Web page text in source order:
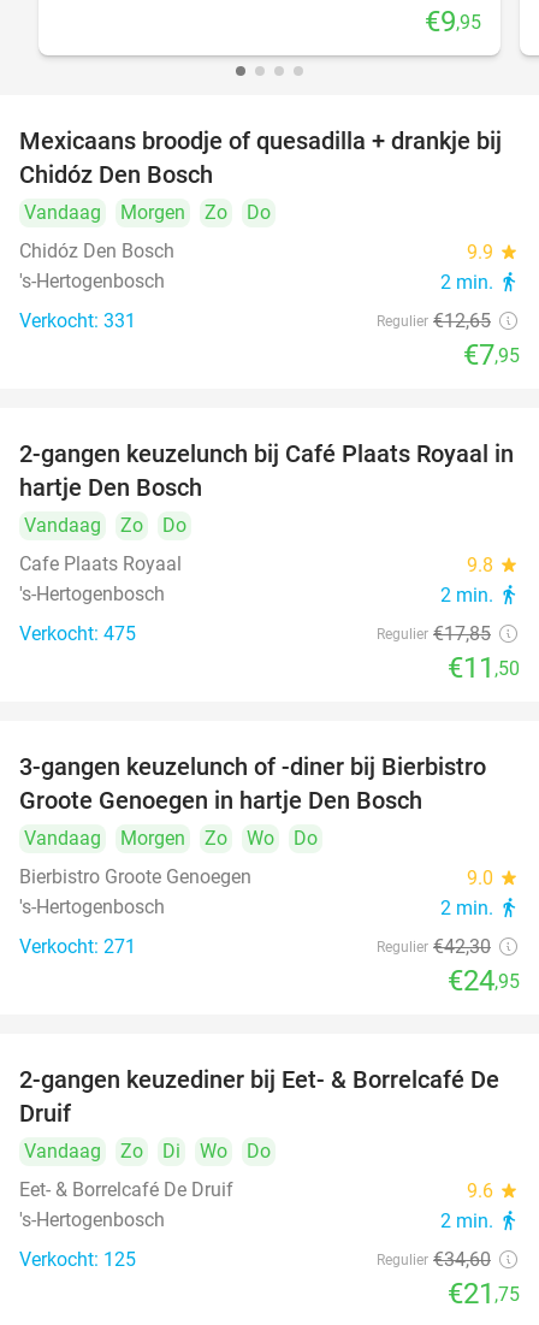
€9,95
37%
Mexicaans broodje of quesadilla + drankje bij
Chidóz Den Bosch
Vandaag Morgen Zo
Do
Chidóz Den Bosch
9.9 star
's-Hertogenbosch 2 min. directions_walk
Verkocht: 331 Regulier €12,65
€7,95
36%
2-gangen keuzelunch bij Café Plaats Royaal in
hartje Den Bosch
Vandaag Zo
Do
Cafe Plaats Royaal
9.8 star
's-Hertogenbosch 2 min. directions_walk
Verkocht: 475 Regulier €17,85
€11 ,50
41%
3-gangen keuzelunch of -diner bij Bierbistro
Groote Genoegen in hartje Den Bosch
Vandaag Morgen Zo Wo
Do
Bierbistro Groote Genoegen
9.0 star
's-Hertogenbosch 2 min. directions_walk
Verkocht: 271 Regulier €42,30
€24,95
37%
2-gangen keuzediner bij Eet- & Borrelcafé De
Druif
Vandaag Zo Di Wo
Do
Eet- & Borrelcafé De Druif
9.6 star
's-Hertogenbosch 2 min. directions_walk
Verkocht: 125 Regulier €34,60
€21 ,75